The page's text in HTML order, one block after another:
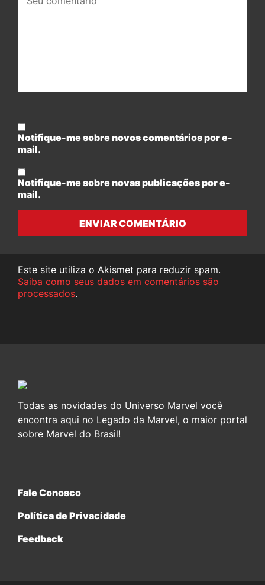
comentário:
Notifique-me sobre novos comentários por e-
mail.
Notifique-me sobre novas publicações por e-
mail.
ENVIAR COMENTÁRIO
Este site utiliza o Akismet para reduzir spam.
Saiba como seus dados em comentários são
processados.
Todas as novidades do Universo Marvel você
encontra aqui no Legado da Marvel, o maior portal
sobre Marvel do Brasil!
Fale Conosco
Política de Privacidade
Feedback